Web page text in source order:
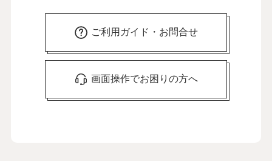
ご利用ガイド・お問合せ
画面操作でお困りの方へ